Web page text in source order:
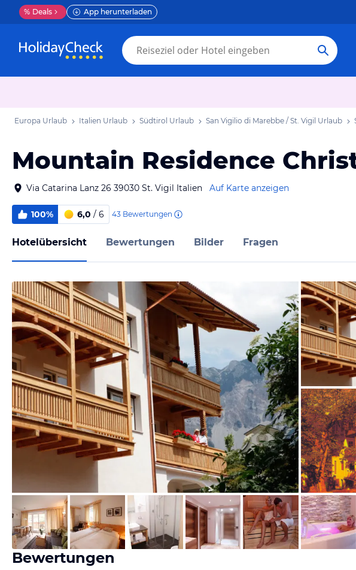
% Deals App herunterladen
Europa Urlaub Italien Urlaub Südtirol Urlaub San Vigilio di Marebbe / St. Vigil Urlaub
Mountain Residence
Via Catarina Lanz 26 39030 St. Vigil Italien Auf Karte anzeigen
100% 6,0 / 6 43 Bewertungen
Hotelübersicht Bewertungen Bilder Fragen
vom Hotelier, November 2010
vom
vom
Bewertungen